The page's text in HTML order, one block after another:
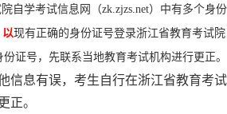
自学考试信息网（zk.zjzs.net）中有多个
以现有正确的身份证号登录浙江省教育考试
证号，先联系当地教育考试机构进行更正。
信息有误，考生自行在浙江省教育考
正。